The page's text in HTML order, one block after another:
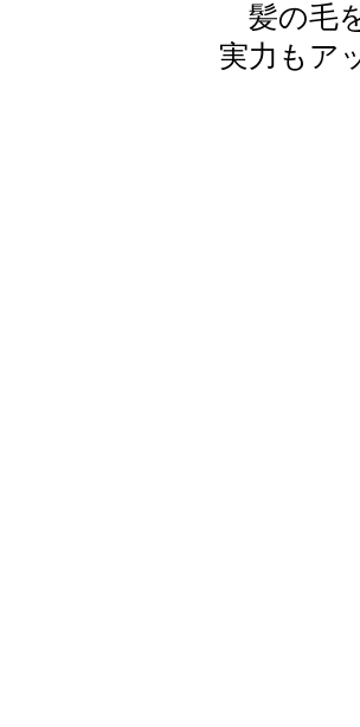
髪の毛
実力もア